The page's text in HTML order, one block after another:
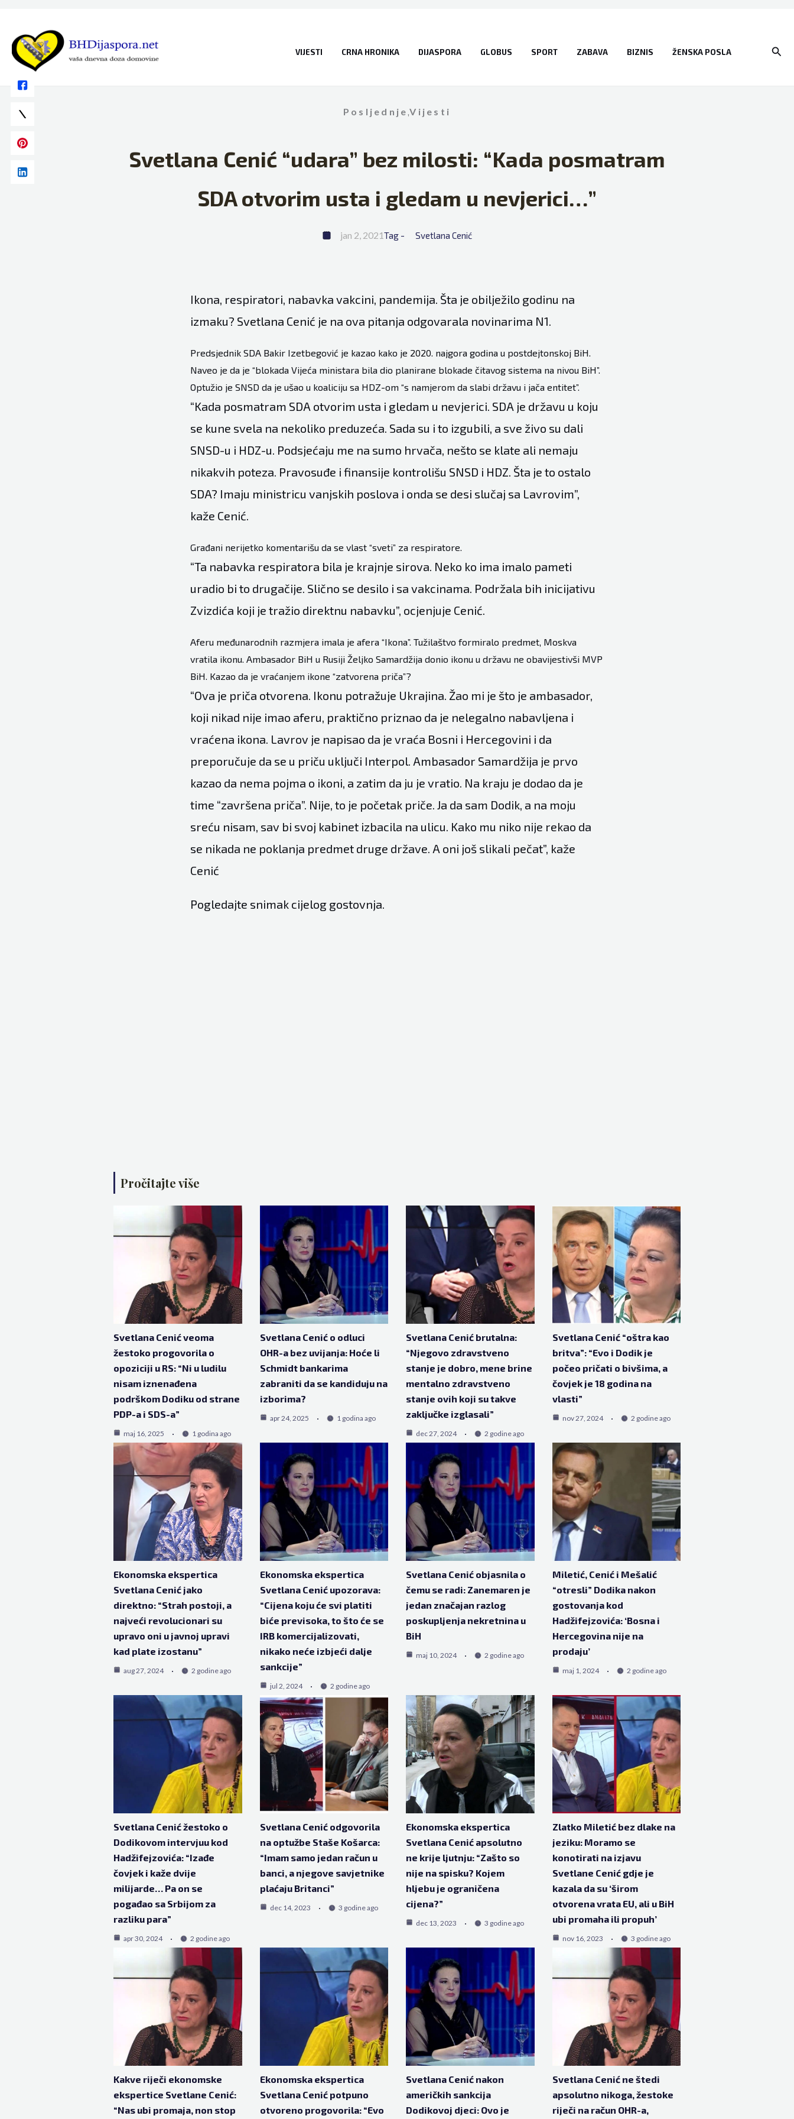
content
VIJESTI CRNA HRONIKA DIJASPORA GLOBUS SPORT ZABAVA BIZNIS ŽENSKA POSLA
Posljednje,Vijesti
Svetlana Cenić “udara” bez milosti: “Kada posmatram
SDA otvorim usta i gledam u nevjerici…”
jan 2, 2021Tag - Svetlana Cenić
Ikona, respiratori, nabavka vakcini, pandemija. Šta je obilježilo godinu na
izmaku? Svetlana Cenić je na ova pitanja odgovarala novinarima N1.
Predsjednik SDA Bakir Izetbegović je kazao kako je 2020. najgora godina u postdejtonskoj BiH.
Naveo je da je “blokada Vijeća ministara bila dio planirane blokade čitavog sistema na nivou BiH”.
Optužio je SNSD da je ušao u koaliciju sa HDZ-om “s namjerom da slabi državu i jača entitet”.
“Kada posmatram SDA otvorim usta i gledam u nevjerici. SDA je državu u koju
se kune svela na nekoliko preduzeća. Sada su i to izgubili, a sve živo su dali
SNSD-u i HDZ-u. Podsjećaju me na sumo hrvača, nešto se klate ali nemaju
nikakvih poteza. Pravosuđe i finansije kontrolišu SNSD i HDZ. Šta je to ostalo
SDA? Imaju ministricu vanjskih poslova i onda se desi slučaj sa Lavrovim”,
kaže Cenić.
Građani nerijetko komentarišu da se vlast “sveti” za respiratore.
“Ta nabavka respiratora bila je krajnje sirova. Neko ko ima imalo pameti
uradio bi to drugačije. Slično se desilo i sa vakcinama. Podržala bih inicijativu
Zvizdića koji je tražio direktnu nabavku”, ocjenjuje Cenić.
Aferu međunarodnih razmjera imala je afera “Ikona”. Tužilaštvo formiralo predmet, Moskva
vratila ikonu. Ambasador BiH u Rusiji Željko Samardžija donio ikonu u državu ne obavijestivši MVP
BiH. Kazao da je vraćanjem ikone “zatvorena priča”?
“Ova je priča otvorena. Ikonu potražuje Ukrajina. Žao mi je što je ambasador,
koji nikad nije imao aferu, praktično priznao da je nelegalno nabavljena i
vraćena ikona. Lavrov je napisao da je vraća Bosni i Hercegovini i da
preporučuje da se u priču uključi Interpol. Ambasador Samardžija je prvo
kazao da nema pojma o ikoni, a zatim da ju je vratio. Na kraju je dodao da je
time “završena priča”. Nije, to je početak priče. Ja da sam Dodik, a na moju
sreću nisam, sav bi svoj kabinet izbacila na ulicu. Kako mu niko nije rekao da
se nikada ne poklanja predmet druge države. A oni još slikali pečat”, kaže
Cenić
Pogledajte snimak cijelog gostovnja.
Pročitajte više
Svetlana Cenić veoma
žestoko progovorila o
opoziciji u RS: “Ni u ludilu
nisam iznenađena
podrškom Dodiku od strane
PDP-a i SDS-a”
maj 16, 2025 1 godina ago
Svetlana Cenić o odluci
OHR-a bez uvijanja: Hoće li
Schmidt bankarima
zabraniti da se kandiduju na
izborima?
apr 24, 2025 1 godina ago
Svetlana Cenić brutalna:
“Njegovo zdravstveno
stanje je dobro, mene brine
mentalno zdravstveno
stanje ovih koji su takve
zaključke izglasali”
dec 27, 2024 2 godine ago
Svetlana Cenić “oštra kao
britva”: “Evo i Dodik je
počeo pričati o bivšima, a
čovjek je 18 godina na
vlasti”
nov 27, 2024 2 godine ago
Ekonomska ekspertica
Svetlana Cenić jako
direktno: “Strah postoji, a
najveći revolucionari su
upravo oni u javnoj upravi
kad plate izostanu”
aug 27, 2024 2 godine ago
Ekonomska ekspertica
Svetlana Cenić upozorava:
“Cijena koju će svi platiti
biće previsoka, to što će se
IRB komercijalizovati,
nikako neće izbjeći dalje
sankcije”
jul 2, 2024 2 godine ago
Svetlana Cenić objasnila o
čemu se radi: Zanemaren je
jedan značajan razlog
poskupljenja nekretnina u
BiH
maj 10, 2024 2 godine ago
Miletić, Cenić i Mešalić
“otresli” Dodika nakon
gostovanja kod
Hadžifejzovića: ‘Bosna i
Hercegovina nije na
prodaju’
maj 1, 2024 2 godine ago
Svetlana Cenić žestoko o
Dodikovom intervjuu kod
Hadžifejzovića: “Izađe
čovjek i kaže dvije
milijarde… Pa on se
pogađao sa Srbijom za
razliku para”
apr 30, 2024 2 godine ago
Svetlana Cenić odgovorila
na optužbe Staše Košarca:
“Imam samo jedan račun u
banci, a njegove savjetnike
plaćaju Britanci”
dec 14, 2023 3 godine ago
Ekonomska ekspertica
Svetlana Cenić apsolutno
ne krije ljutnju: “Zašto so
nije na spisku? Kojem
hljebu je ograničena
cijena?”
dec 13, 2023 3 godine ago
Zlatko Miletić bez dlake na
jeziku: Moramo se
konotirati na izjavu
Svetlane Cenić gdje je
kazala da su ‘širom
otvorena vrata EU, ali u BiH
ubi promaha ili propuh’
nov 16, 2023 3 godine ago
Kakve riječi ekonomske
ekspertice Svetlane Cenić:
“Nas ubi promaja, non stop
Ekonomska ekspertica
Svetlana Cenić potpuno
otvoreno progovorila: “Evo
Svetlana Cenić nakon
američkih sankcija
Dodikovoj djeci: Ovo je
Svetlana Cenić ne štedi
apsolutno nikoga, žestoke
riječi na račun OHR-a,